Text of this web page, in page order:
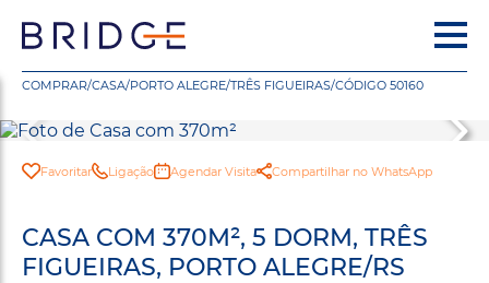
COMPRAR/CASA/PORTO ALEGRE/TRÊS FIGUEIRAS/CÓDIGO 50160
Favoritar Ligação Agendar Visita Compartilhar no WhatsApp
CASA COM 370M², 5 DORM, TRÊS
FIGUEIRAS, PORTO ALEGRE/RS